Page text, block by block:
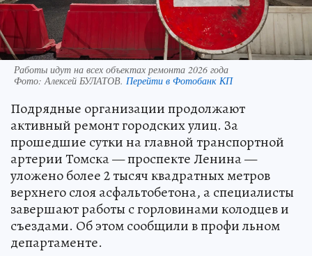
Работы идут на всех объектах ремонта 2026 года
Фото: Алексей БУЛАТОВ. Перейти в Фотобанк КП
Подрядные организации продолжают
активный ремонт городских улиц. За
прошедшие сутки на главной транспортной
артерии Томска — проспекте Ленина —
уложено более 2 тысяч квадратных метров
верхнего слоя асфальтобетона, а специалисты
завершают работы с горловинами колодцев и
съездами. Об этом сообщили в профи льном
департаменте.